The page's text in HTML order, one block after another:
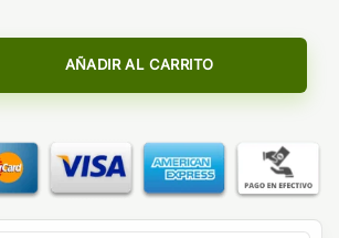
Longfill 24ml cantidad
AÑADIR AL CARRITO